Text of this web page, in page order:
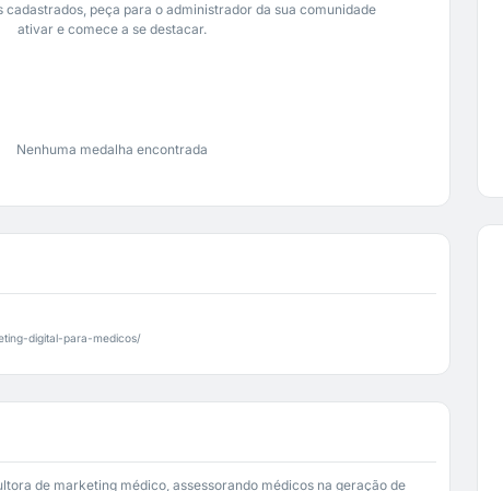
cadastrados, peça para o administrador da sua comunidade
ativar e comece a se destacar.
Nenhuma medalha encontrada
digital-para-medicos/
de marketing médico, assessorando médicos na geração de